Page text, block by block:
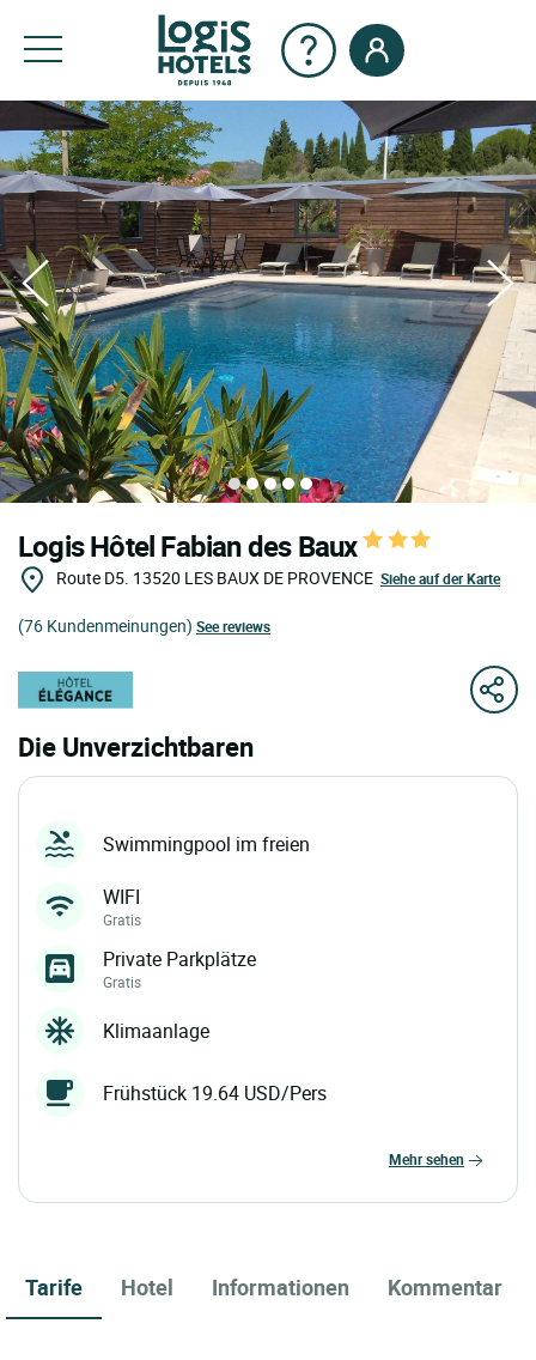
Logis Hôtel Fabian des Baux
Route D5. 13520 LES BAUX DE PROVENCE Siehe auf der Karte
(76 Kundenmeinungen) See reviews
Die Unverzichtbaren
Swimmingpool im freien
WIFI
Gratis
Private Parkplätze
Gratis
Klimaanlage
Frühstück 19.64 USD/Pers
mehr sehen
Tarife Hotel Informationen Kommentar